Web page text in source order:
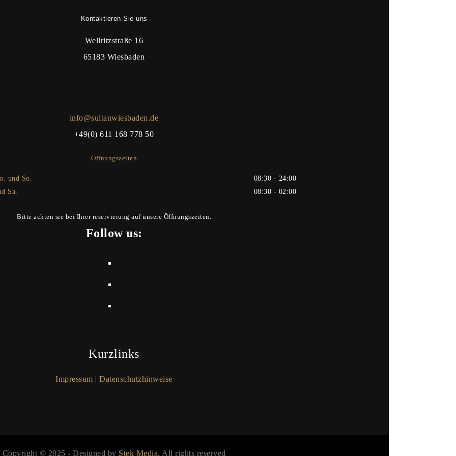
Kontaktieren Sie uns
Wellritzstraße 16
65183 Wiesbaden
info@sultanwiesbaden.de
+49(0) 611 168 778 50
Öffnungszeiten
und So.
08:30 - 24:00
Sa.
08:30 - 02:00
Bitte achten sie bei Ihrer reservierung auf unsere Öffnungszeiten.
Follow us:
Kurzlinks
Impressum |Datenschutzhinweise
Copyright © 2025 - Designed by Stek Media. All rights reserved